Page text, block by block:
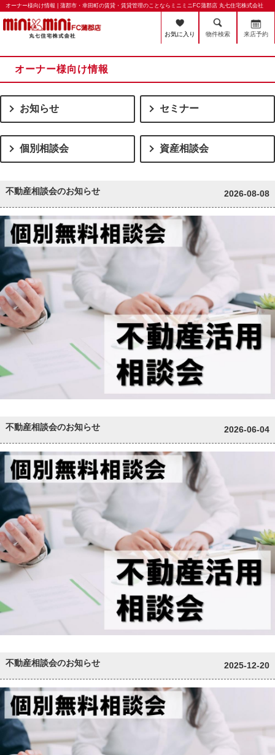
オーナー様向け情報 | 蒲郡市・幸田町の賃貸・賃貸管理のことならミニミニFC蒲郡店 丸七住宅株式会社
お気に入り 物件検索 来店予約
オーナー様向け情報
お知らせ セミナー
個別相談会 資産相談会
不動産相談会のお知らせ 2026-08-08
不動産相談会のお知らせ 2026-06-04
不動産相談会のお知らせ 2025-12-20